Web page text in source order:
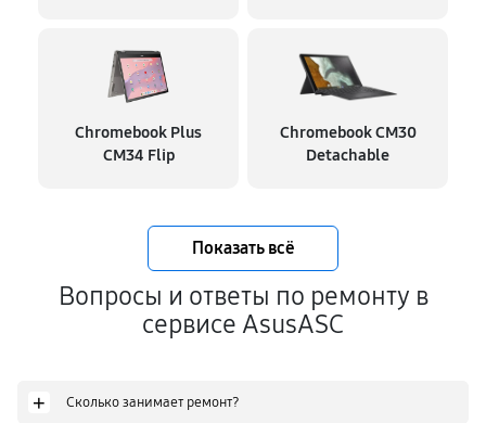
Chromebook Plus
CM34 Flip
Chromebook CM30
Detachable
Показать всё
Вопросы и ответы по ремонту в
сервисе AsusASC
+ Сколько занимает ремонт?